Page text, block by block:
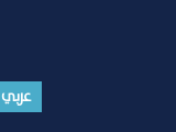
عربي